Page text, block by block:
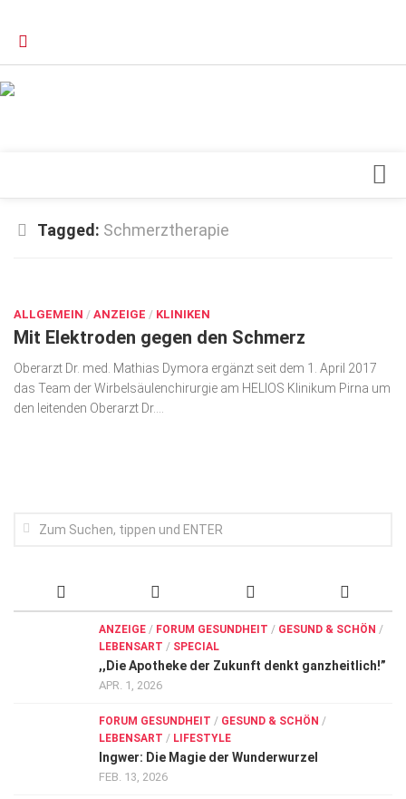
Orthopädie
Schönheit & Wohlbefinden
Special
Wirtschaft, Recht, Finanzen
Innovationen
Kampf gegen Krebs
Tagged: Schmerztherapie
ALLGEMEIN / ANZEIGE / KLINIKEN
Mit Elektroden gegen den Schmerz
Oberarzt Dr. med. Mathias Dymora ergänzt seit dem 1. April 2017
das Team der Wirbelsäulenchirurgie am HELIOS Klinikum Pirna um
den leitenden Oberarzt Dr....
ANZEIGE / FORUM GESUNDHEIT / GESUND & SCHÖN /
LEBENSART / SPECIAL
,,Die Apotheke der Zukunft denkt ganzheitlich!”
APR. 1, 2026
FORUM GESUNDHEIT / GESUND & SCHÖN /
LEBENSART / LIFESTYLE
Ingwer: Die Magie der Wunderwurzel
FEB. 13, 2026